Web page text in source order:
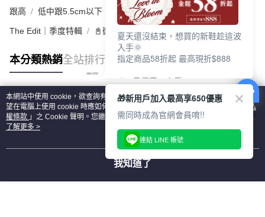
跟高 低中跟5.5cm以下
The Edit｜季度特輯 📓微甜加氛樂福鞋Loafers
本分類熱銷全站排行
熱門標籤
本網站中使用 cookie，欲查詢有關本網站使用 cookie 方式之詳情，及若您不希
望在電腦上使用 cookie 時應如何變更電腦的 cookie 設定，請參閱本網站「
隱私
權條款 」之 Cookie 聲明。您繼續使用本網站即表示您同意本公司得按本網站使
用條款之 Cookie 聲明使用 cookie。
了解更多 >
我知道了
夏天還沒結束，想買的新鞋趁這波
入手🌞
指定商品58折起 最高現折$888
🎉 8月優惠一次看
①LINE購物最高10%回饋
②每周限定品現折200
③指定商品58折起 最高現折$888
上班鞋、休閒鞋、涼鞋一次逛齊
好搭、出遊好走、聚會也漂亮
🎁新用戶加入最高享650優惠
需同時成為官網會員唷!!
連結 LINE 帳號